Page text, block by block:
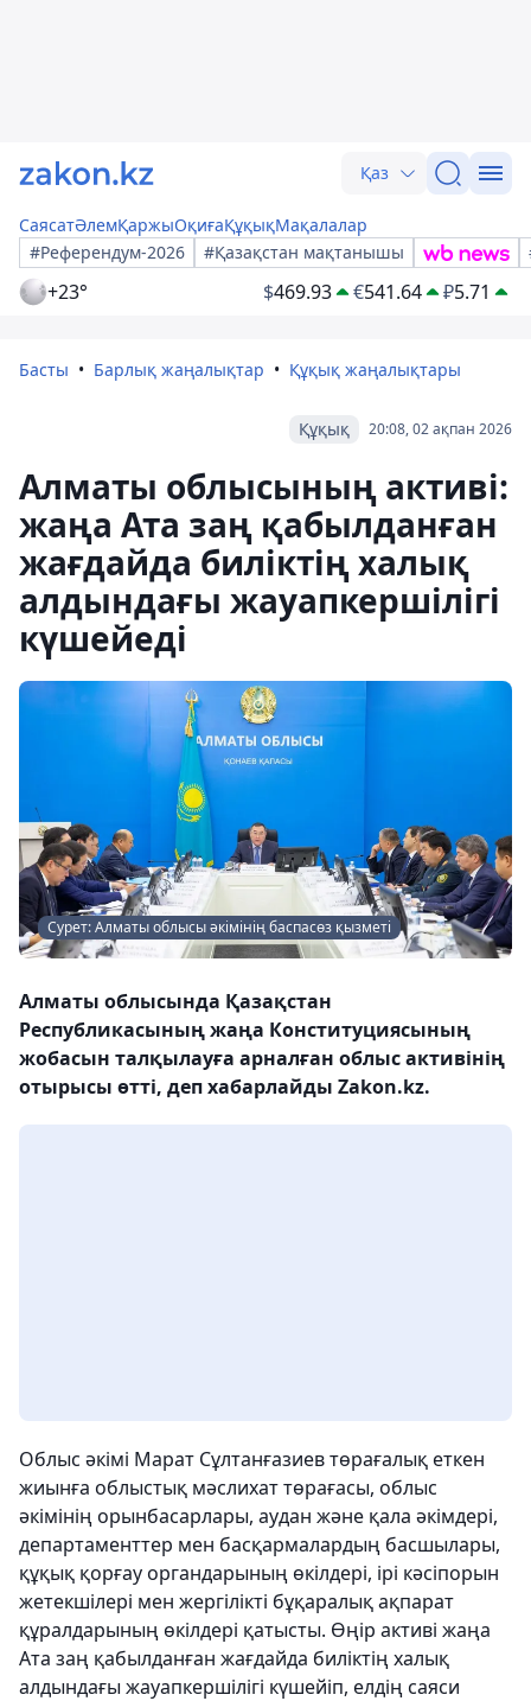
Қаз
СаясатӘлемҚаржыОқиғаҚұқықМақалалар
#Референдум-2026
#Қазақстан мақтанышы
+23° $469.93 €541.64 ₽5.71
Басты Барлық жаңалықтар Құқық жаңалықтары
20:08, 02 ақпан 2026
Құқық
Алматы облысының активі:
жаңа Ата заң қабылданған
жағдайда биліктің халық
алдындағы жауапкершілігі
күшейеді
Сурет: Алматы облысы әкімінің баспасөз қызметі
Алматы облысында Қазақстан
Республикасының жаңа Конституциясының
жобасын талқылауға арналған облыс активінің
отырысы өтті, деп хабарлайды Zakon.kz.
Облыс әкімі Марат Сұлтанғазиев төрағалық еткен
жиынға облыстық мәслихат төрағасы, облыс
әкімінің орынбасарлары, аудан және қала әкімдері,
департаменттер мен басқармалардың басшылары,
құқық қорғау органдарының өкілдері, ірі кәсіпорын
жетекшілері мен жергілікті бұқаралық ақпарат
құралдарының өкілдері қатысты. Өңір активі жаңа
Ата заң қабылданған жағдайда биліктің халық
алдындағы жауапкершілігі күшейіп, елдің саяси